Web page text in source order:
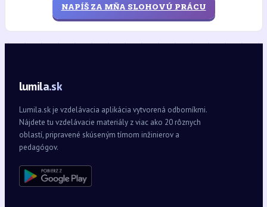
NAPÍŠ ZA MŇA SLOHOVÚ PRÁCU
lumila.sk
Lumila.sk je vzdelávacia aplikácia vytvorená odborníkmi.
Nájdete tu vzdelávacie materiály z viac ako 20 rôznych
oblastí, pripravené skúseným tímom inžinierov a
pedagógov.